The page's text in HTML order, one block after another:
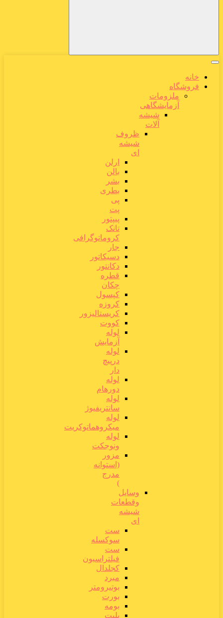
خانه
فروشگاه
ملزومات
آزمایشگاهی
شیشه
آلات
ظروف
شیشه
ای
ارلن
بالن
بشر
بطری
پی
پت
پیپتور
تانک
کروماتوگرافی
جار
دسیکاتور
دکانتور
قطره
چکان
کپسول
کروزه
کریستالیزور
کووت
لوله
آزمایش
لوله
درپیچ
دار
لوله
دورهام
لوله
سانتریفیوژ
لوله
میکروهماتوکریت
لوله
ونوجکت
مزور
(استوانه
مدرج
)
وسایل
وقطعات
شیشه
ای
ست
سوکسله
ست
فیلتراسیون
کجلدال
مبرد
بوتیرومتر
بورت
بومه
پلیت